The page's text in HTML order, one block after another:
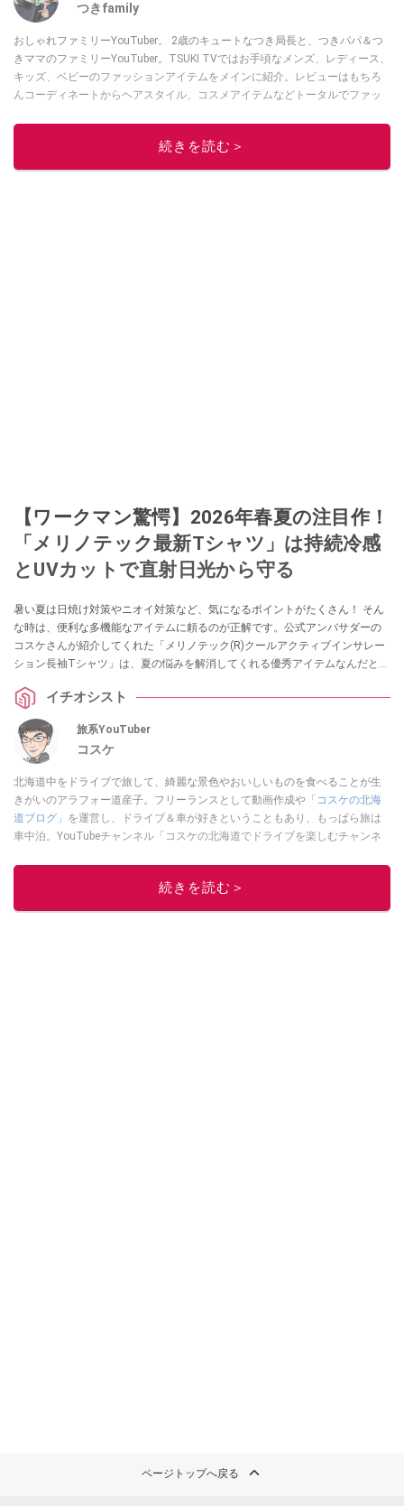
つきfamily
おしゃれファミリーYouTuber。 2歳のキュートなつき局長と、つきパパ＆つ
きママのファミリーYouTuber。TSUKI TVではお手頃なメンズ、レディース、
キッズ、ベビーのファッションアイテムをメインに紹介。レビューはもちろ
んコーディネートからヘアスタイル、コスメアイテムなどトータルでファッ
このイチオシストの他の記事を読む
続きを読む＞
【ワークマン驚愕】2026年春夏の注目作！
「メリノテック最新Tシャツ」は持続冷感
とUVカットで直射日光から守る
暑い夏は日焼け対策やニオイ対策など、気になるポイントがたくさん！ そん
な時は、便利な多機能なアイテムに頼るのが正解です。公式アンバサダーの
コスケさんが紹介してくれた「メリノテック(R)クールアクティブインサレー
ション長袖Tシャツ」は、夏の悩みを解消してくれる優秀アイテムなんだと
イチオシスト
旅系YouTuber
コスケ
北海道中をドライブで旅して、綺麗な景色やおいしいものを食べることが生
きがいのアラフォー道産子。フリーランスとして動画作成や 「コスケの北海
道ブログ」 を運営し、ドライブ＆車が好きということもあり、もっぱら旅は
車中泊。YouTubeチャンネル「コスケの北海道でドライブを楽しむチャンネ
も配信中。
続きを読む＞
ページトップへ戻る